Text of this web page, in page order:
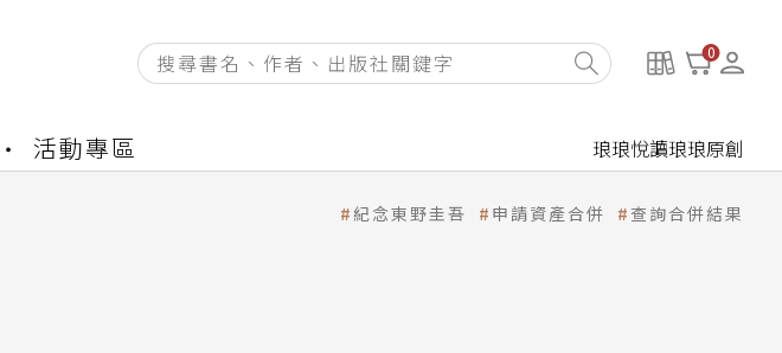
0
活動專區 琅琅悅讀琅琅原創
紀念東野圭吾 申請資產合併 查詢合併結果